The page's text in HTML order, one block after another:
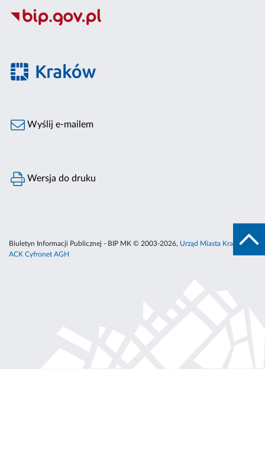
Wyślij e-mailem
Wersja do druku
Biuletyn Informacji Publicznej - BIP MK © 2003-2026, Urząd Miasta Krakowa
ACK Cyfronet AGH